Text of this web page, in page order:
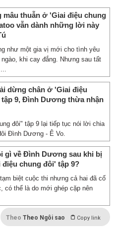
mâu thuẫn ở 'Giai điệu chung
vẫn dành những lời này
như một gia vị mới cho tình yêu
khi cay đắng. Nhưng sau tất
dừng chân ở 'Giai điệu
9, Đình Dương thừa nhận
đôi" tập 9 lại tiếp tục nói lời chia
Đình Dương - Ê Vo.
gì về Đình Dương sau khi bị
điệu chung đôi' tập 9?
biệt cuộc thi nhưng cả hai đã cố
có thể là do mới ghép cặp nên
Theo Theo Ngôi sao Copy link